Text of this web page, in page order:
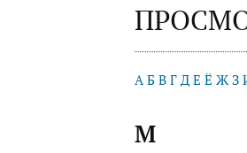
А Б В Г Д Е Ё Ж З
М